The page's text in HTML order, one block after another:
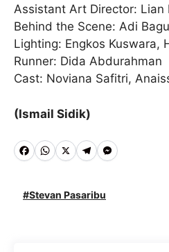
Assistant Art Director: Lian
Behind the Scene: Adi
Lighting: Engkos Kuswara,
Runner: Dida Abdurahman
Cast: Noviana Safitri,
(Ismail Sidik)
F
c
W
a
X T
l
M
s
Stevan Pasaribu